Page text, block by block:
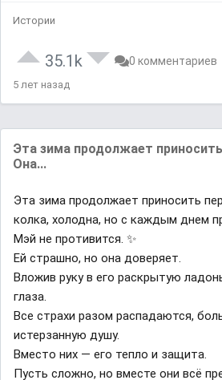
Истории
35.1k 0 комментариев
5 лет назад
Эта зима продолжает
Она...
Эта зима продолжает приносить
колка, холодна, но с каждым днем
Мэй не противится. ✨
Ей страшно, но она доверяет.
Вложив руку в его раскрытую
глаза.
Все страхи разом распадаются,
истерзанную душу.
Вместо них — его тепло и защита.
Пусть сложно, но вместе они всё